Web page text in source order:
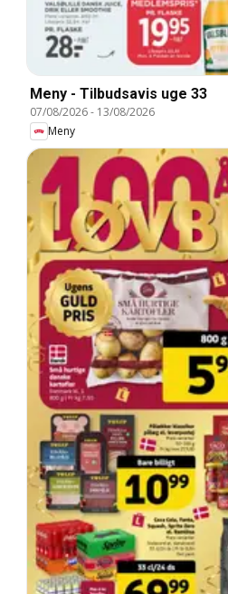
Meny - Tilbudsavis uge 33
07/08/2026- 13/08/2026
Meny